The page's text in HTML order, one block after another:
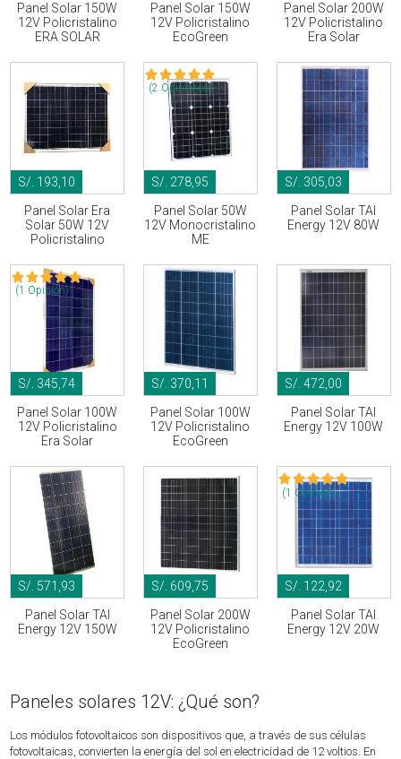
Panel Solar 150W
12V Policristalino
ERA SOLAR
Panel Solar 150W
12V Policristalino
EcoGreen
Panel Solar 200W
12V Policristalino
Era Solar
S/. 193,10
Panel Solar Era
Solar 50W 12V
Policristalino
(2 Opiniones)
S/. 278,95
Panel Solar 50W
12V Monocristalino
ME
S/. 305,03
Panel Solar TAI
Energy 12V 80W
(1 Opinión)
S/. 345,74
Panel Solar 100W
12V Policristalino
Era Solar
S/. 370,11
Panel Solar 100W
12V Policristalino
EcoGreen
S/. 472,00
Panel Solar TAI
Energy 12V 100W
S/. 571,93
Panel Solar TAI
Energy 12V 150W
S/. 609,75
Panel Solar 200W
12V Policristalino
EcoGreen
(1 Opinión)
S/. 122,92
Panel Solar TAI
Energy 12V 20W
Paneles solares 12V: ¿Qué son?
Los módulos fotovoltaicos son dispositivos que, a través de sus células
fotovoltaicas, convierten la energía del sol en electricidad de 12 voltios. En